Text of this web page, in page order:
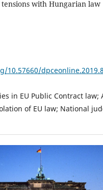
with Hungarian law
10.57660/
in EU Public Contract
of EU law; National